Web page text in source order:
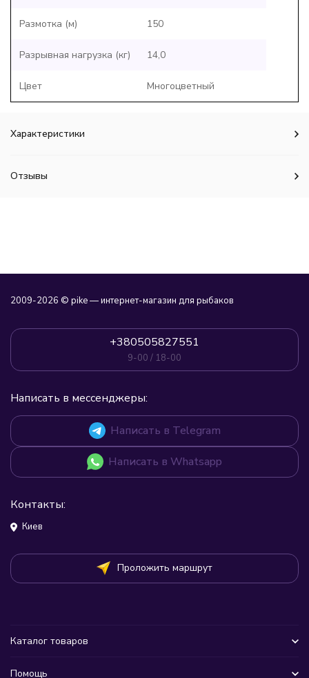
Размотка (м) 150
Разрывная нагрузка (кг) 14,0
Цвет Многоцветный
Характеристики
Отзывы
2009-2026 © pike — интернет-магазин для рыбаков
+380505827551
9-00 / 18-00
Написать в мессенджеры:
Написать в Telegram
Написать в Whatsapp
Контакты:
Киев
Проложить маршрут
Каталог товаров
Помощь